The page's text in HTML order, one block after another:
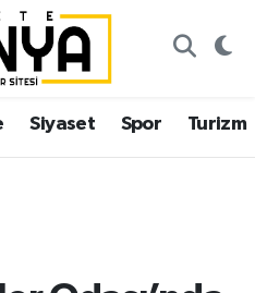
Siyaset Spor Turizm
ve Fikstür